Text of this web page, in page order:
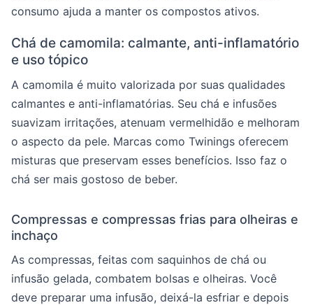
consumo ajuda a manter os compostos ativos.
Chá de camomila: calmante, anti-inflamatório
e uso tópico
A camomila é muito valorizada por suas qualidades
calmantes e anti-inflamatórias. Seu chá e infusões
suavizam irritações, atenuam vermelhidão e melhoram
o aspecto da pele. Marcas como Twinings oferecem
misturas que preservam esses benefícios. Isso faz o
chá ser mais gostoso de beber.
Compressas e compressas frias para olheiras e
inchaço
As compressas, feitas com saquinhos de chá ou
infusão gelada, combatem bolsas e olheiras. Você
deve preparar uma infusão, deixá-la esfriar e depois